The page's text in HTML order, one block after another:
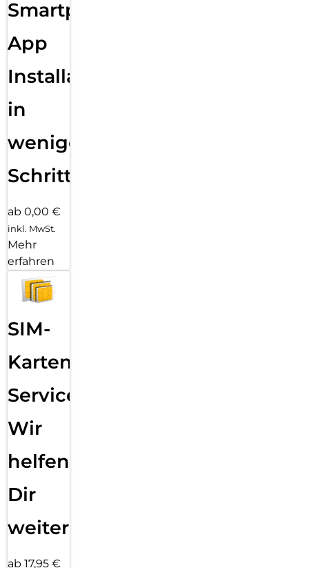
Smartphone
App
Installation
in
wenigen
Schritten
ab 0,00 €
inkl. MwSt.
Mehr
erfahren
SIM-
Karten
Service:
Wir
helfen
Dir
weiter
ab 17,95 €